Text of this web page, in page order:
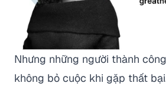
Nhưng những người thành
không bỏ cuộc khi gặp thất